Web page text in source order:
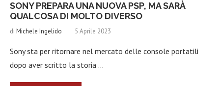
SONY PREPARA UNA NUOVA PSP, MA SARÀ
QUALCOSA DI MOLTO DIVERSO
di Michele Ingelido 5 Aprile 2023
Sony sta per ritornare nel mercato delle console portatili
dopo aver scritto la storia …